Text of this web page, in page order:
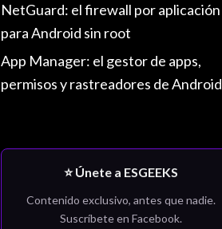
NetGuard: el firewall por aplicación
para Android sin root
App Manager: el gestor de apps,
permisos y rastreadores de Android
⭐ Únete a ESGEEKS
Contenido exclusivo, antes que nadie.
Suscríbete en Facebook.